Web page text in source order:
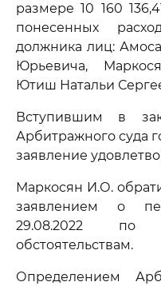
размере 10 160
понесенных
должника лиц:
Юрьевича,
Ютиш Натальи
Вступившим в
Арбитражного суда
заявление
Маркосян И.О.
заявлением о
29.08.2022 по
обстоятельствам.
Определением